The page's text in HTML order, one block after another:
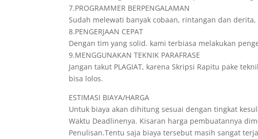
7.PROGRAMMER BERPENGALAMAN
Sudah melewati banyak cobaan, rintangan dan
8.PENGERJAAN CEPAT
Dengan tim yang solid. kami terbiasa melakukan
9.MENGGUNAKAN TEKNIK PARAFRASE
Jangan takut PLAGIAT, karena Skripsi Rapitu pake
bisa lolos.
ESTIMASI BIAYA/HARGA
Untuk biaya akan dihitung sesuai dengan tingkat
Waktu Deadlinenya. Kisaran harga pembuatannya
Penulisan.Tentu saja biaya tersebut masih sangat